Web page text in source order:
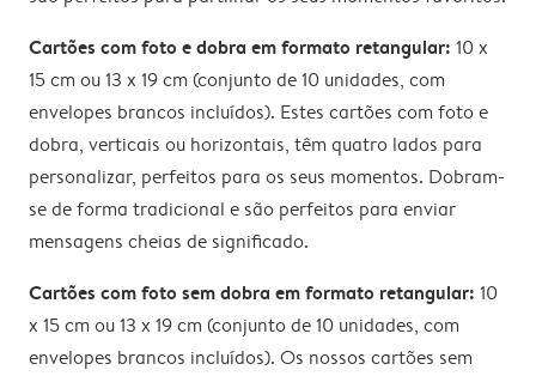
Cartões com foto e dobra em formato retangular: 10 x
15 cm ou 13 x 19 cm (conjunto de 10 unidades, com
envelopes brancos incluídos). Estes cartões com foto e
dobra, verticais ou horizontais, têm quatro lados para
personalizar, perfeitos para os seus momentos. Dobram-
se de forma tradicional e são perfeitos para enviar
mensagens cheias de significado.
Cartões com foto sem dobra em formato retangular: 10
x 15 cm ou 13 x 19 cm (conjunto de 10 unidades, com
envelopes brancos incluídos). Os nossos cartões sem